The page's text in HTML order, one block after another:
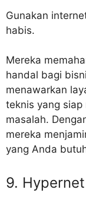
Gunakan
habis.
Mereka
handal bagi
menawarkan
teknis yang
masalah.
mereka
yang Anda
9. Hypernet